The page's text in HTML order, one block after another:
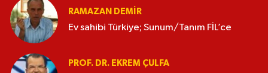
RAMAZAN DEMİR
Ev sahibi Türkiye; Sunum/Tanım FİL’ce
PROF. DR. EKREM ÇULFA